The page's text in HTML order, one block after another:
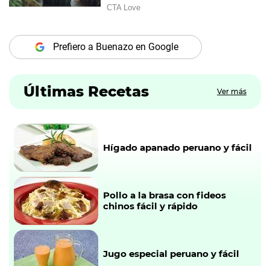
Prefiero a Buenazo en Google
Últimas Recetas Ver más
Hígado apanado peruano y fácil
Pollo a la brasa con fideos
chinos fácil y rápido
Jugo especial peruano y fácil